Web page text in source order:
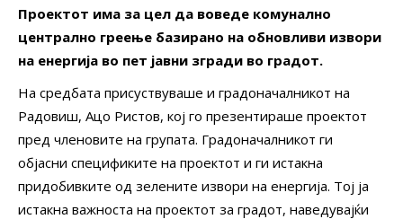
Проектот има за цел да воведе комунално
централно греење базирано на обновливи извори
на енергија во пет јавни згради во градот.
На средбата присуствуваше и градоначалникот на
Радовиш, Ацо Ристов, кој го презентираше проектот
пред членовите на групата. Градоначалникот ги
објасни спецификите на проектот и ги истакна
придобивките од зелените извори на енергија. Тој ја
истакна важноста на проектот за градот, наведувајќи